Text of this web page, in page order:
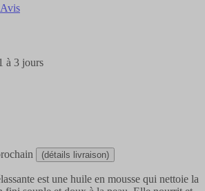
à 3 jours
(détails livraison)
est une huile en mousse qui nettoie la